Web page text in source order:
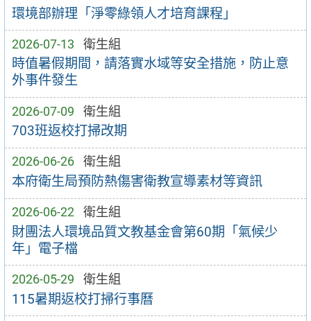
環境部辦理「淨零綠領人才培育課程」
2026-07-13 衛生組
時值暑假期間，請落實水域等安全措施，防止意
外事件發生
2026-07-09 衛生組
703班返校打掃改期
2026-06-26 衛生組
本府衛生局預防熱傷害衛教宣導素材等資訊
2026-06-22 衛生組
財團法人環境品質文教基金會第60期「氣候少
年」電子檔
2026-05-29 衛生組
115暑期返校打掃行事曆